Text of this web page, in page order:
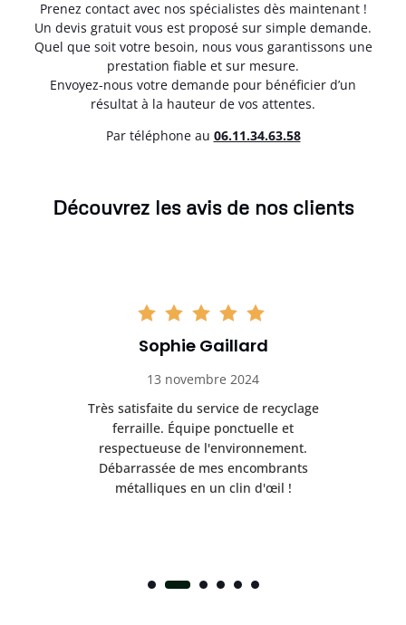
Prenez contact avec nos spécialistes dès maintenant !
Un devis gratuit vous est proposé sur simple demande.
Quel que soit votre besoin, nous vous garantissons une
prestation fiable et sur mesure.
Envoyez-nous votre demande pour bénéficier d’un
résultat à la hauteur de vos attentes.
Par téléphone au 06.11.34.63.58
Découvrez les avis de nos clients
Sophie Gaillard
13 novembre 2024
Très satisfaite du service de recyclage
ferraille. Équipe ponctuelle et
respectueuse de l'environnement.
Débarrassée de mes encombrants
métalliques en un clin d'œil !